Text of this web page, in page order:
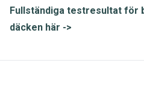
Fullständiga testresultat för
däcken här ->